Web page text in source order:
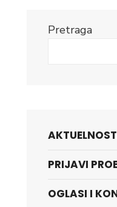
Pretraga
PRIJAVI
OGLASI I